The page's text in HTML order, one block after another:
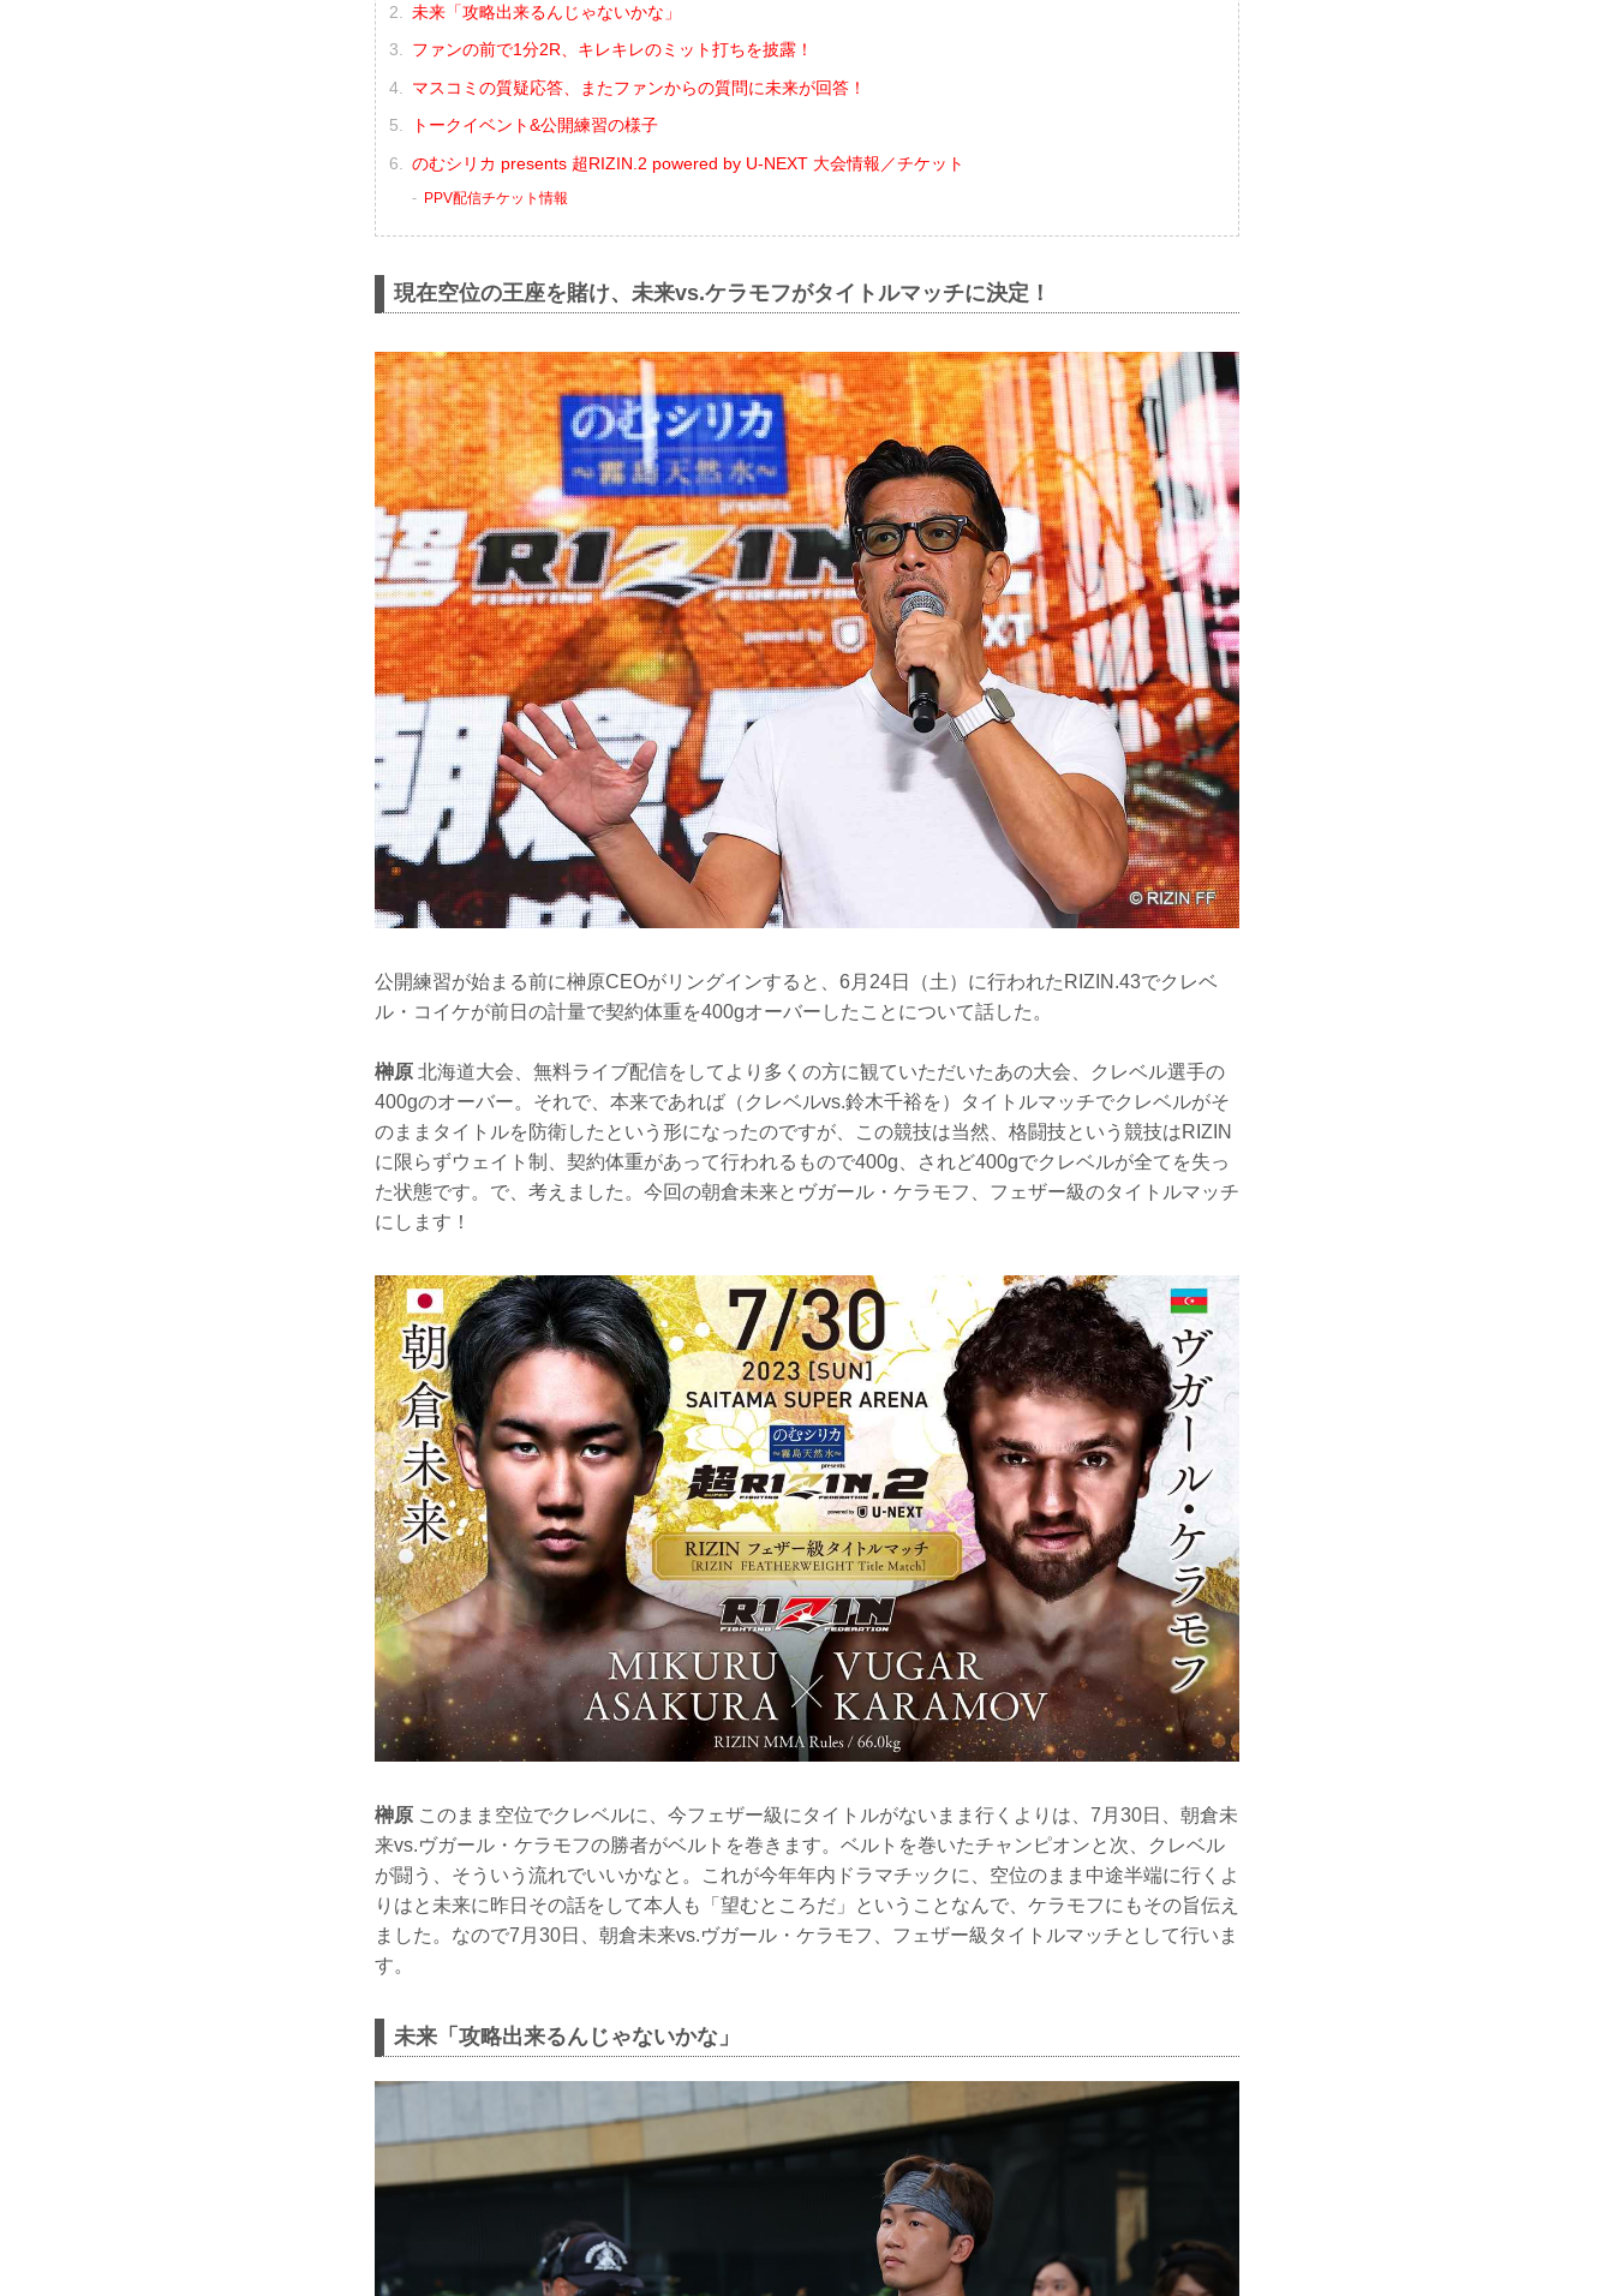
未来「攻略出来るんじゃないかな」
ファンの前で1分2R、キレキレのミット打ちを披露！
マスコミの質疑応答、またファンからの質問に未来が回答！
トークイベント&公開練習の様子
のむシリカ presents 超RIZIN.2 powered by U-NEXT 大会情報／チケット
PPV配信チケット情報
現在空位の王座を賭け、未来vs.ケラモフがタイトルマッチに決定！
公開練習が始まる前に榊原CEOがリングインすると、6月24日（土）に行われたRIZIN.43でクレベ
ル・コイケが前日の計量で契約体重を400gオーバーしたことについて話した。
榊原 北海道大会、無料ライブ配信をしてより多くの方に観ていただいたあの大会、クレベル選手の
400gのオーバー。それで、本来であれば（クレベルvs.鈴木千裕を）タイトルマッチでクレベルがそ
のままタイトルを防衛したという形になったのですが、この競技は当然、格闘技という競技はRIZIN
に限らずウェイト制、契約体重があって行われるもので400g、されど400gでクレベルが全てを失っ
た状態です。で、考えました。今回の朝倉未来とヴガール・ケラモフ、フェザー級のタイトルマッチ
にします！
榊原 このまま空位でクレベルに、今フェザー級にタイトルがないまま行くよりは、7月30日、朝倉未
来vs.ヴガール・ケラモフの勝者がベルトを巻きます。ベルトを巻いたチャンピオンと次、クレベル
が闘う、そういう流れでいいかなと。これが今年年内ドラマチックに、空位のまま中途半端に行くよ
りはと未来に昨日その話をして本人も「望むところだ」ということなんで、ケラモフにもその旨伝え
ました。なので7月30日、朝倉未来vs.ヴガール・ケラモフ、フェザー級タイトルマッチとして行いま
す。
未来「攻略出来るんじゃないかな」